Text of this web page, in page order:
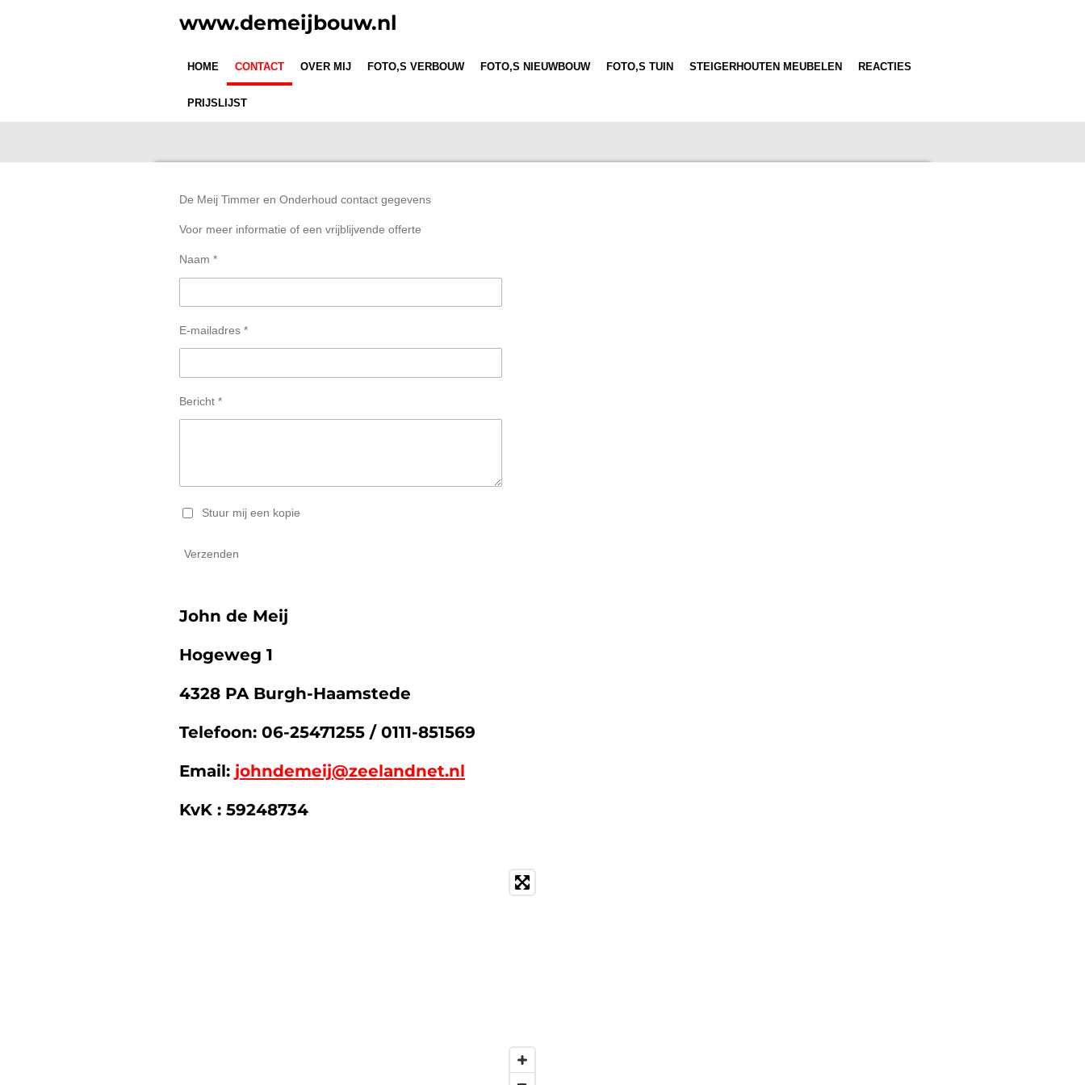
www.demeijbouw.nl
HOME CONTACT OVER MIJ FOTO,S VERBOUW FOTO,S NIEUWBOUW FOTO,S TUIN STEIGERHOUTEN MEUBELEN REACTIES
PRIJSLIJST
De Meij Timmer en Onderhoud contact gegevens
Voor meer informatie of een vrijblijvende offerte
Naam *
E-mailadres *
Bericht *
Stuur mij een kopie
Verzenden
John de Meij
Hogeweg 1
4328 PA Burgh-Haamstede
Telefoon: 06-25471255 / 0111-851569
Email: johndemeij@zeelandnet.nl
KvK : 59248734